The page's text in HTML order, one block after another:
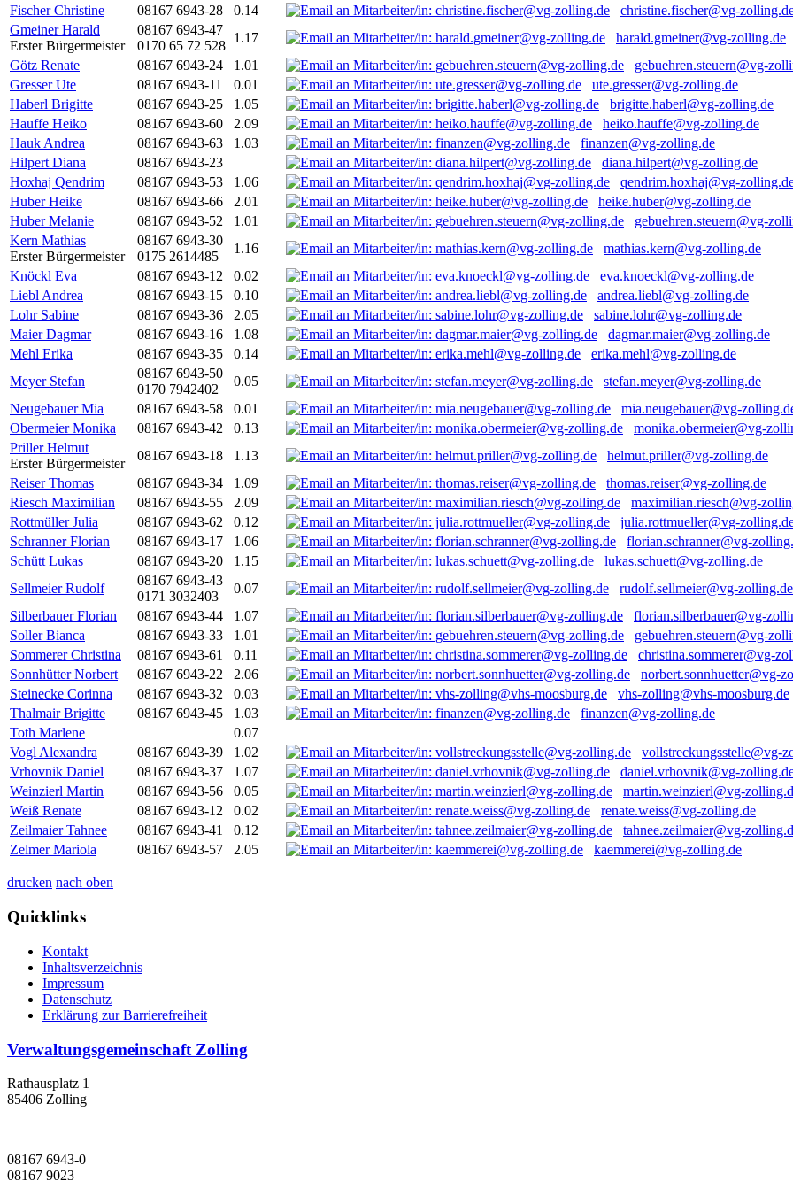
Fischer Christine
08167 6943-28 0.14
christine.fischer@vg-
Gmeiner Harald
Erster Bürgermeister
08167 6943-47
0170 65 72 528
1.17
harald.gmeiner@vg-zolling.de
Götz Renate
08167 6943-24 1.01
gebuehren.steuern@vg-
Gresser Ute
08167 6943-11 0.01
ute.gresser@vg-zolling.de
Haberl Brigitte
08167 6943-25 1.05
brigitte.haberl@vg-zolling.de
Hauffe Heiko
08167 6943-60 2.09
heiko.hauffe@vg-zolling.de
Hauk Andrea
08167 6943-63 1.03
finanzen@vg-zolling.de
Hilpert Diana
08167 6943-23
diana.hilpert@vg-zolling.de
Hoxhaj Qendrim
08167 6943-53 1.06
qendrim.hoxhaj@vg-
Huber Heike
08167 6943-66 2.01
heike.huber@vg-zolling.de
Huber Melanie
08167 6943-52 1.01
gebuehren.steuern@vg-
Kern Mathias
Erster Bürgermeister
08167 6943-30
0175 2614485
1.16
mathias.kern@vg-zolling.de
Knöckl Eva
08167 6943-12 0.02
eva.knoeckl@vg-zolling.de
Liebl Andrea
08167 6943-15 0.10
andrea.liebl@vg-zolling.de
Lohr Sabine
08167 6943-36 2.05
sabine.lohr@vg-zolling.de
Maier Dagmar
08167 6943-16 1.08
dagmar.maier@vg-zolling.de
Mehl Erika
08167 6943-35 0.14
erika.mehl@vg-zolling.de
Meyer Stefan
08167 6943-50
0170 7942402
0.05
stefan.meyer@vg-zolling.de
Neugebauer Mia
08167 6943-58 0.01
mia.neugebauer@vg-
Obermeier Monika
08167 6943-42 0.13
monika.obermeier@vg-
Priller Helmut
Erster Bürgermeister
08167 6943-18 1.13
helmut.priller@vg-zolling.de
Reiser Thomas
08167 6943-34 1.09
thomas.reiser@vg-zolling.de
Riesch Maximilian
08167 6943-55 2.09
maximilian.riesch@vg-
Rottmüller Julia
08167 6943-62 0.12
julia.rottmueller@vg-
Schranner Florian
08167 6943-17 1.06
florian.schranner@vg-
Schütt Lukas
08167 6943-20 1.15
lukas.schuett@vg-zolling.de
Sellmeier Rudolf
08167 6943-43
0171 3032403
0.07
rudolf.sellmeier@vg-zolling.de
Silberbauer Florian
08167 6943-44 1.07
florian.silberbauer@vg-
Soller Bianca
08167 6943-33 1.01
gebuehren.steuern@vg-
Sommerer Christina
08167 6943-61 0.11
christina.sommerer@vg-
Sonnhütter Norbert
08167 6943-22 2.06
norbert.sonnhuetter@vg-
Steinecke Corinna
08167 6943-32 0.03
vhs-zolling@vhs-moosburg.de
Thalmair Brigitte
08167 6943-45 1.03
finanzen@vg-zolling.de
Toth Marlene
0.07
Vogl Alexandra
08167 6943-39 1.02
vollstreckungsstelle@vg-
Vrhovnik Daniel
08167 6943-37 1.07
daniel.vrhovnik@vg-
Weinzierl Martin
08167 6943-56 0.05
martin.weinzierl@vg-
Weiß Renate
08167 6943-12 0.02
renate.weiss@vg-zolling.de
Zeilmaier Tahnee
08167 6943-41 0.12
tahnee.zeilmaier@vg-
Zelmer Mariola
08167 6943-57 2.05 kaemmerei@vg-zolling.de
drucken nach oben
Quicklinks
Kontakt
Inhaltsverzeichnis
Impressum
Datenschutz
Erklärung zur Barrierefreiheit
Verwaltungsgemeinschaft Zolling
Rathausplatz 1
85406 Zolling
08167 6943-0
08167 9023